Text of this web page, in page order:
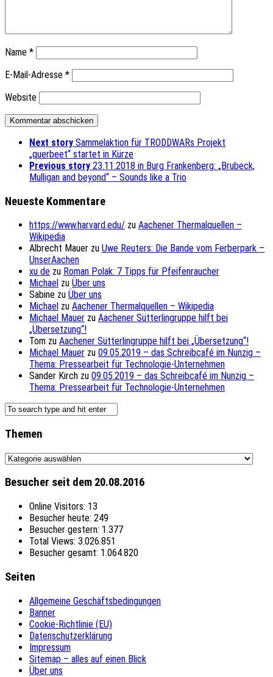
Name *
E-Mail-Adresse *
Website
Next story Sammelaktion für TRODDWARs Projekt
„querbeet“ startet in Kürze
Previous story 23.11.2018 in Burg Frankenberg: „Brubeck,
Mulligan and beyond“ – Sounds like a Trio
Neueste Kommentare
https://www.harvard.edu/ zu Aachener Thermalquellen –
Wikipedia
Albrecht Mauer zu Uwe Reuters: Die Bande vom Ferberpark –
UnserAachen
xu de zu Roman Polak: 7 Tipps für Pfeifenraucher
Michael zu Über uns
Sabine zu Über uns
Michael zu Aachener Thermalquellen – Wikipedia
Michael Mauer zu Aachener Sütterlingruppe hilft bei
„Übersetzung“!
Tom zu Aachener Sütterlingruppe hilft bei „Übersetzung“!
Michael Mauer zu 09.05.2019 – das Schreibcafé im Nunzig –
Thema: Pressearbeit für Technologie-Unternehmen
Sander Kirch zu 09.05.2019 – das Schreibcafé im Nunzig –
Thema: Pressearbeit für Technologie-Unternehmen
Themen
Themen
Besucher seit dem 20.08.2016
Online Visitors: 13
Besucher heute: 249
Besucher gestern: 1.377
Total Views: 3.026.851
Besucher gesamt: 1.064.820
Seiten
Allgemeine Geschäftsbedingungen
Banner
Cookie-Richtlinie (EU)
Datenschutzerklärung
Impressum
Sitemap – alles auf einen Blick
Über uns